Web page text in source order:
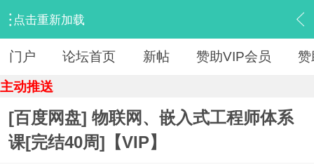
点击重新加载
› 【 资源区 】 › 『IT教程新版』 › 内容
门户 论坛首页 新帖 赞助VIP会员 赞
主动推送
[百度网盘] 物联网、嵌入式工程师体系
课[完结40周]【VIP】